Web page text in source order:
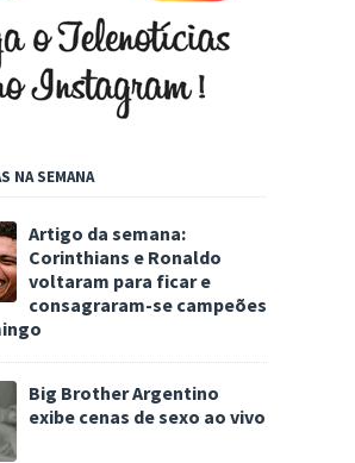
NA SEMANA
Artigo da semana:
Corinthians e Ronaldo
voltaram para ficar e
consagraram-se campeões
Big Brother Argentino
exibe cenas de sexo ao vivo